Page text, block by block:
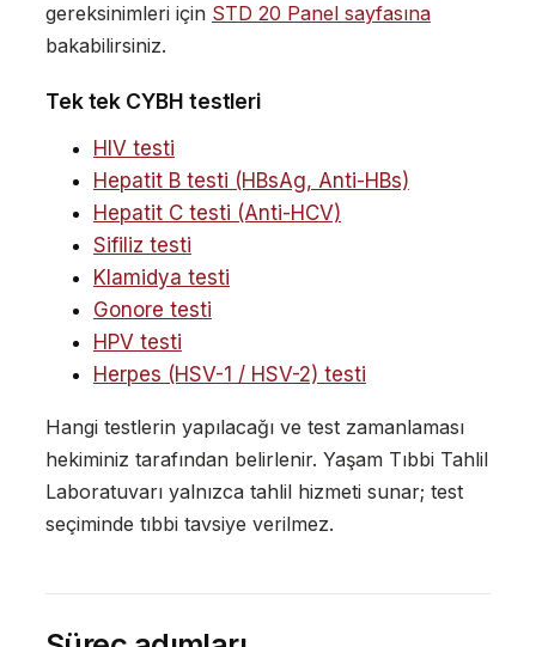
gereksinimleri için STD 20 Panel sayfasına
bakabilirsiniz.
Tek tek CYBH testleri
HIV testi
Hepatit B testi (HBsAg, Anti-HBs)
Hepatit C testi (Anti-HCV)
Sifiliz testi
Klamidya testi
Gonore testi
HPV testi
Herpes (HSV-1 / HSV-2) testi
Hangi testlerin yapılacağı ve test zamanlaması
hekiminiz tarafından belirlenir. Yaşam Tıbbi Tahlil
Laboratuvarı yalnızca tahlil hizmeti sunar; test
seçiminde tıbbi tavsiye verilmez.